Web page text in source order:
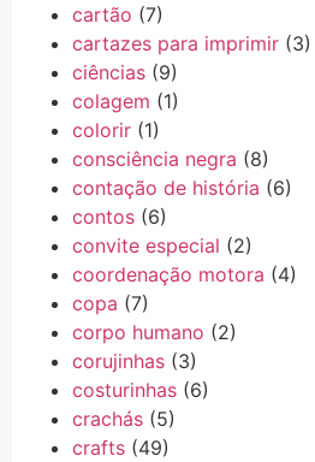
cartão (7)
cartazes para imprimir (3)
ciências (9)
colagem (1)
colorir (1)
consciência negra (8)
contação de história (6)
contos (6)
convite especial (2)
coordenação motora (4)
copa (7)
corpo humano (2)
corujinhas (3)
costurinhas (6)
crachás (5)
crafts (49)